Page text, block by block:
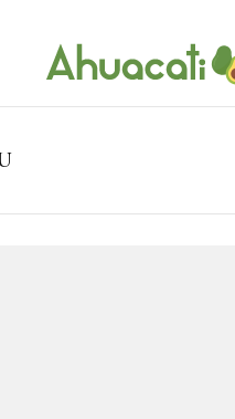
em um só lugar